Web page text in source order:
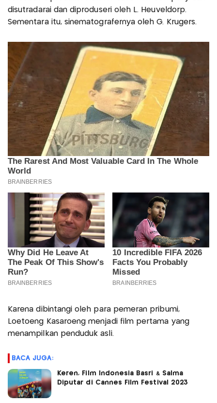
disutradarai dan diproduseri oleh L. Heuveldorp.
Sementara itu, sinematografernya oleh G. Krugers.
Karena dibintangi oleh para pemeran pribumi,
Loetoeng Kasaroeng menjadi film pertama yang
menampilkan penduduk asli.
BACA JUGA:
Keren, Film Indonesia Basri & Salma
Diputar di Cannes Film Festival 2023